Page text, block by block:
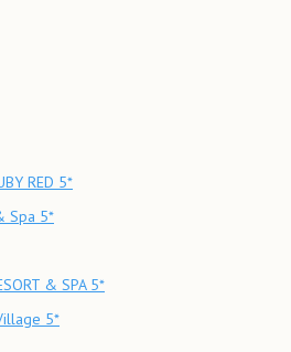
RED 5*
Spa 5*
& SPA 5*
5*